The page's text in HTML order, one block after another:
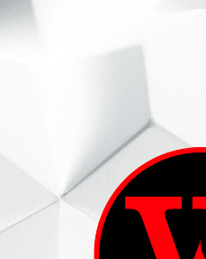
ВИННЫЙ СКЛАД